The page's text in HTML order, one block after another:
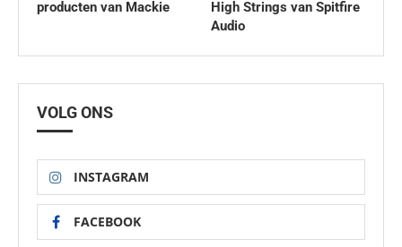
producten van Mackie
High Strings van Spitfire
Audio
VOLG ONS
INSTAGRAM
FACEBOOK